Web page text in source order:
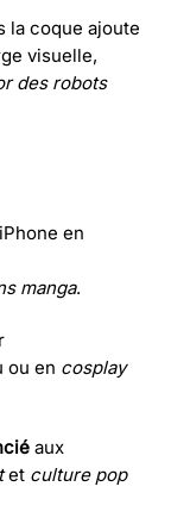
la coque ajoute
visuelle,
des robots
en
manga.
ou en cosplay
aux
et culture pop